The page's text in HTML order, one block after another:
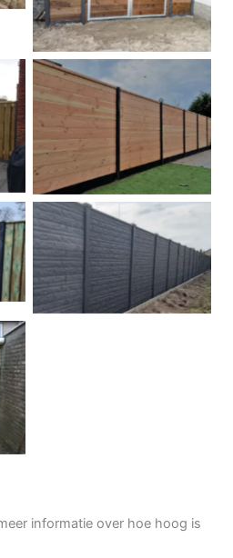
Douglas
Rots motief antraciet
informatie over hoe hoog is